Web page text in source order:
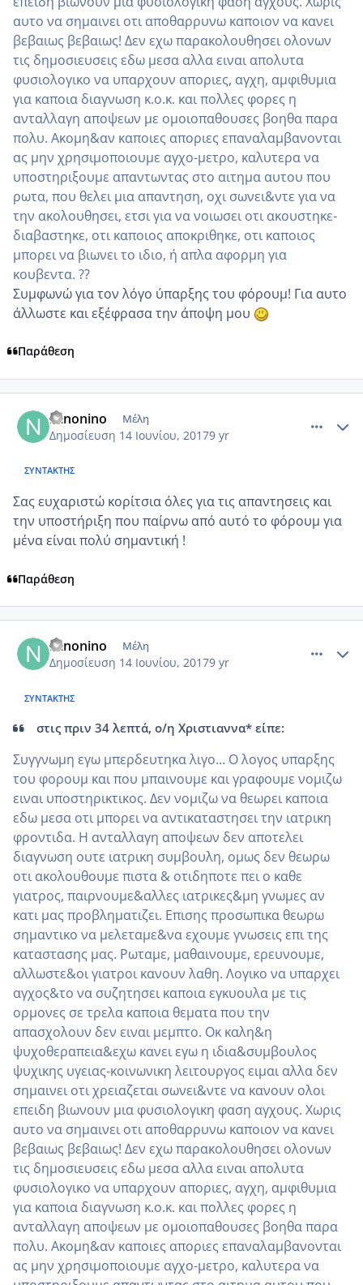
αυτο να σημαινει οτι αποθαρρυνω καποιον να κανει
βεβαιως βεβαιως! Δεν εχω παρακολουθησει ολονων
τις δημοσιευσεις εδω μεσα αλλα ειναι απολυτα
φυσιολογικο να υπαρχουν αποριες, αγχη, αμφιθυμια
για καποια διαγνωση κ.ο.κ. και πολλες φορες η
ανταλλαγη αποψεων με ομοιοπαθουσες βοηθα παρα
πολυ. Ακομη&αν καποιες αποριες επαναλαμβανονται
ας μην χρησιμοποιουμε αγχο-μετρο, καλυτερα να
υποστηριξουμε απαντωντας στο αιτημα αυτου που
ρωτα, που θελει μια απαντηση, οχι σωνει&ντε για να
την ακολουθησει, ετσι για να νοιωσει οτι ακουστηκε-
διαβαστηκε, οτι καποιος αποκριθηκε, οτι καποιος
μπορει να βιωνει το ιδιο, ή απλα αφορμη για
κουβεντα. ??
Συμφωνώ για τον λόγο ύπαρξης του φόρουμ! Για αυτο
άλλωστε και εξέφρασα την άποψη μου
Παράθεση
Ninonino Μέλη
Δημοσίευση 14 Ιουνίου, 20179 yr
ΣΥΝΤΆΚΤΗΣ
Σας ευχαριστώ κορίτσια όλες για τις απαντησεις και
την υποστήριξη που παίρνω από αυτό το φόρουμ για
μένα είναι πολύ σημαντική !
Παράθεση
Ninonino Μέλη
Δημοσίευση 14 Ιουνίου, 20179 yr
ΣΥΝΤΆΚΤΗΣ
στις πριν 34 λεπτά, ο/η Χριστιαννα* είπε:
Συγγνωμη εγω μπερδευτηκα λιγο... Ο λογος υπαρξης
του φορουμ και που μπαινουμε και γραφουμε νομιζω
ειναι υποστηρικτικος. Δεν νομιζω να θεωρει καποια
εδω μεσα οτι μπορει να αντικαταστησει την ιατρικη
φροντιδα. Η ανταλλαγη αποψεων δεν αποτελει
διαγνωση ουτε ιατρικη συμβουλη, ομως δεν θεωρω
οτι ακολουθουμε πιστα & οτιδηποτε πει ο καθε
γιατρος, παιρνουμε&αλλες ιατρικες&μη γνωμες αν
κατι μας προβληματιζει. Επισης προσωπικα θεωρω
σημαντικο να μελεταμε&να εχουμε γνωσεις επι της
καταστασης μας. Ρωταμε, μαθαινουμε, ερευνουμε,
αλλωστε&οι γιατροι κανουν λαθη. Λογικο να υπαρχει
αγχος&το να συζητησει καποια εγκυουλα με τις
ορμονες σε τρελα καποια θεματα που την
απασχολουν δεν ειναι μεμπτο. Οκ καλη&η
ψυχοθεραπεια&εχω κανει εγω η ιδια&συμβουλος
ψυχικης υγειας-κοινωνικη λειτουργος ειμαι αλλα δεν
σημαινει οτι χρειαζεται σωνει&ντε να κανουν ολοι
επειδη βιωνουν μια φυσιολογικη φαση αγχους. Χωρις
αυτο να σημαινει οτι αποθαρρυνω καποιον να κανει
βεβαιως βεβαιως! Δεν εχω παρακολουθησει ολονων
τις δημοσιευσεις εδω μεσα αλλα ειναι απολυτα
φυσιολογικο να υπαρχουν αποριες, αγχη, αμφιθυμια
για καποια διαγνωση κ.ο.κ. και πολλες φορες η
ανταλλαγη αποψεων με ομοιοπαθουσες βοηθα παρα
πολυ. Ακομη&αν καποιες αποριες επαναλαμβανονται
ας μην χρησιμοποιουμε αγχο-μετρο, καλυτερα να